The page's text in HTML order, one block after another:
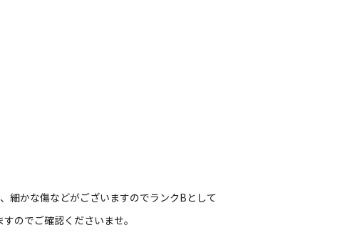
細かな傷などがございますのでランクBとして
のでご確認くださいませ。